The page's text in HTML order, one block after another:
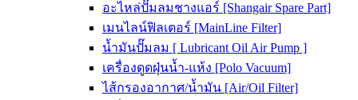
อะไหล่ปั๊มลมชางแอร์ [Shangair Spare Part]
เมนไลน์ฟิลเตอร์ [MainLine Filter]
น้ำมันปั๊มลม [ Lubricant Oil Air Pump ]
เครื่องดูดฝุ่นน้ำ-แห้ง [Polo Vacuum]
ไส้กรองอากาศ/น้ำมัน [Air/Oil Filter]